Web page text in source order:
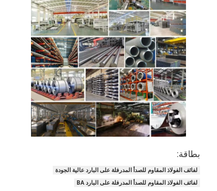
لفائف الصلب المجلفن Ppgi
بطاقة:
لفائف الفولاذ المقاوم للصدأ المدرفلة على البارد عالية الجودة
لفائف الفولاذ المقاوم للصدأ المدرفلة على البارد BA